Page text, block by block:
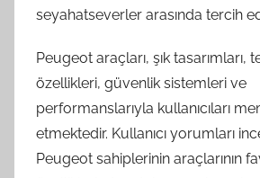
seyahatseverler arasında tercih
Peugeot araçları, şık tasarımları,
özellikleri, güvenlik sistemleri ve
performanslarıyla kullanıcıları
etmektedir. Kullanıcı yorumları
Peugeot sahiplerinin araçlarının